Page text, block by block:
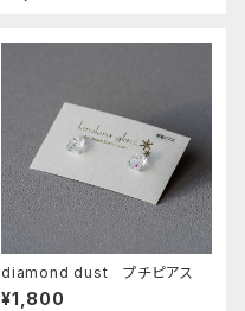
diamond dust プチピアス
¥1,800